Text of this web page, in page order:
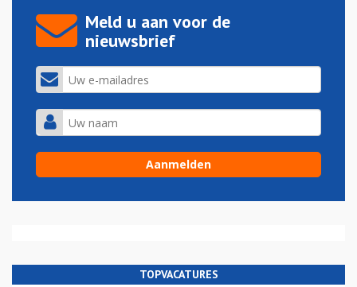
Meld u aan voor de
nieuwsbrief
TOPVACATURES